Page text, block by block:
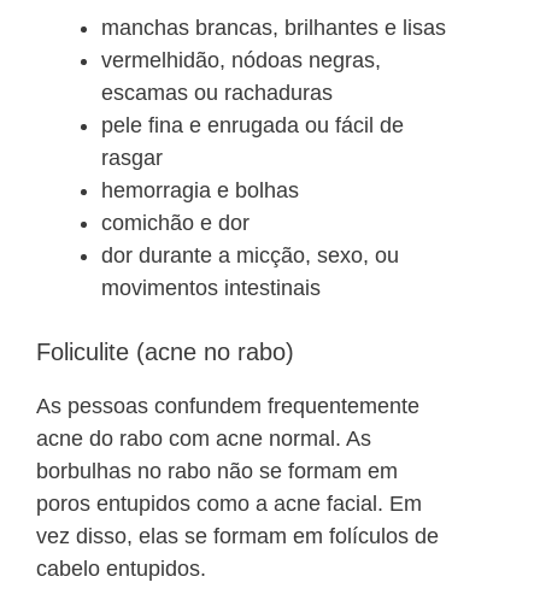
manchas brancas, brilhantes e lisas
vermelhidão, nódoas negras,
escamas ou rachaduras
pele fina e enrugada ou fácil de
rasgar
hemorragia e bolhas
comichão e dor
dor durante a micção, sexo, ou
movimentos intestinais
Foliculite (acne no rabo)
As pessoas confundem frequentemente
acne do rabo com acne normal. As
borbulhas no rabo não se formam em
poros entupidos como a acne facial. Em
vez disso, elas se formam em folículos de
cabelo entupidos.